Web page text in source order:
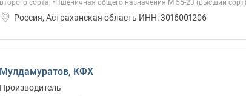
второго сорта; •Пшеничная общего назначения М 55-23 (высший
Россия, Астраханская область ИНН: 3016001206
Мулдамуратов, КФХ
Производитель